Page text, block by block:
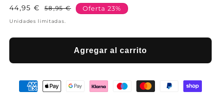
Precio
58,95 €
Precio
44,95 € Oferta 23%
Unidades limitadas.
Agregar al carrito